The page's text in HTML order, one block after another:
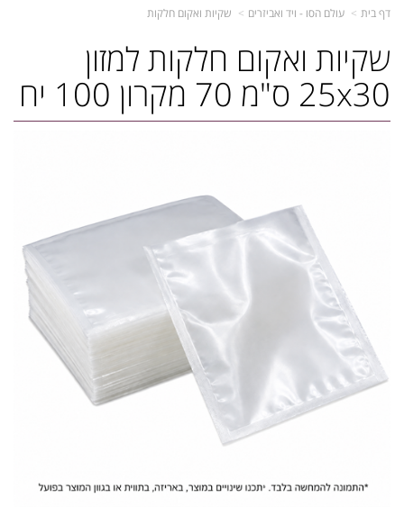
דף בית עולם הסו - ויד ואביזרים שקיות ואקום חלקות
שקיות ואקום חלקות למזון
25x30 ס"מ 70 מקרון 100 יח